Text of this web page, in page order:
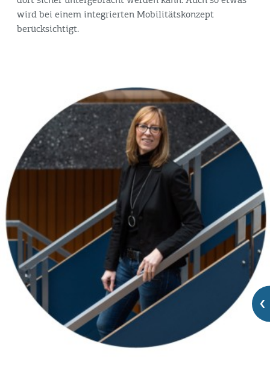
wird bei einem integrierten Mobilitätskonzept
berücksichtigt.